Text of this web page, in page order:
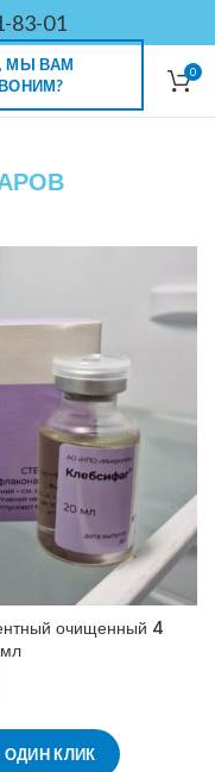
83-01
МЫ ВАМ
0
очищенный 4
ОДИН КЛИК